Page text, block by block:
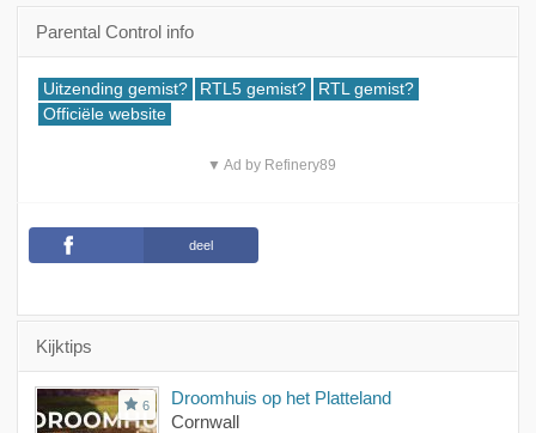
Parental Control info
Uitzending gemist? RTL5 gemist?
RTL gemist?
Officiële website
▼ Ad by Refinery89
deel
Kijktips
6
Droomhuis op het Platteland
Cornwall